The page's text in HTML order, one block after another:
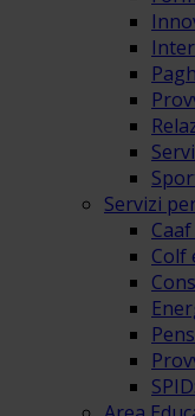
Servizi
Colf